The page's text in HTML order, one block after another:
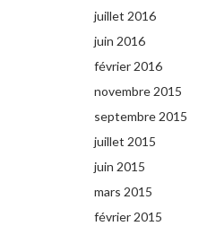
juillet 2016
juin 2016
février 2016
novembre 2015
septembre 2015
juillet 2015
juin 2015
mars 2015
février 2015